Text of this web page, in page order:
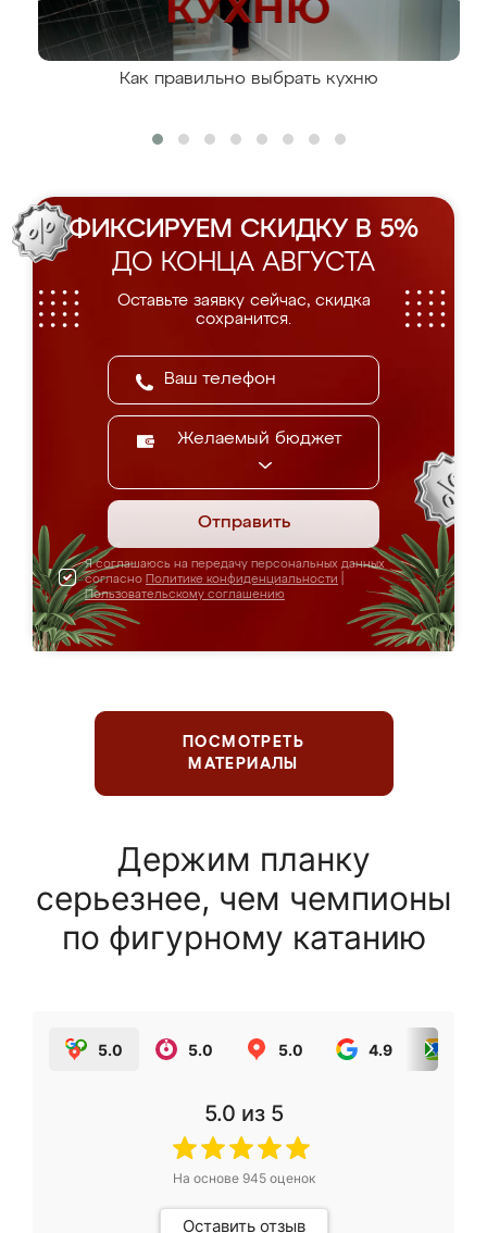
Как правильно выбрать кухню
ФИКСИРУЕМ СКИДКУ В 5%
ДО КОНЦА АВГУСТА
Оставьте заявку сейчас, скидка
сохранится.
Желаемый бюджет
Отправить
Я соглашаюсь на передачу персональных данных
согласно Политике конфиденциальности
Пользовательскому соглашению
ПОСМОТРЕТЬ
МАТЕРИАЛЫ
Держим планку
серьезнее, чем чемпионы
по фигурному катанию
5.0 5.0 5.0 4.9
5.0 из 5
На основе 945оценок
Оставить отзыв